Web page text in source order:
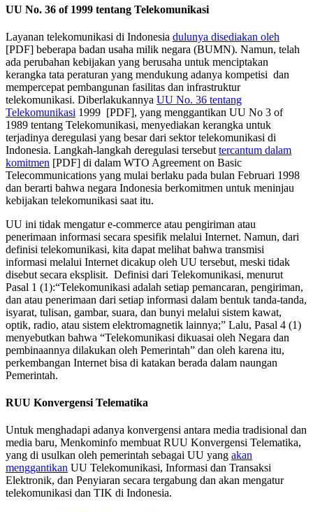
UU No. 36 of 1999 tentang Telekomunikasi
Layanan telekomunikasi di Indonesia dulunya disediakan oleh
[PDF] beberapa badan usaha milik negara (BUMN). Namun, telah
ada perubahan kebijakan yang berusaha untuk menciptakan
kerangka tata peraturan yang mendukung adanya kompetisi dan
mempercepat pembangunan fasilitas dan infrastruktur
telekomunikasi. Diberlakukannya UU No. 36 tentang
Telekomunikasi 1999 [PDF], yang menggantikan UU No 3 of
1989 tentang Telekomunikasi, menyediakan kerangka untuk
terjadinya deregulasi yang besar dari sektor telekomunikasi di
Indonesia. Langkah-langkah deregulasi tersebut tercantum dalam
komitmen [PDF] di dalam WTO Agreement on Basic
Telecommunications yang mulai berlaku pada bulan Februari 1998
dan berarti bahwa negara Indonesia berkomitmen untuk meninjau
kebijakan telekomunikasi saat itu.
UU ini tidak mengatur e-commerce atau pengiriman atau
penerimaan informasi secara spesifik melalui Internet. Namun, dari
definisi telekomunikasi, kita dapat melihat bahwa transmisi
informasi melalui Internet dicakup oleh UU tersebut, meski tidak
disebut secara eksplisit. Definisi dari Telekomunikasi, menurut
Pasal 1 (1):“Telekomunikasi adalah setiap pemancaran, pengiriman,
dan atau penerimaan dari setiap informasi dalam bentuk tanda-tanda,
isyarat, tulisan, gambar, suara, dan bunyi melalui sistem kawat,
optik, radio, atau sistem elektromagnetik lainnya;” Lalu, Pasal 4 (1)
menyebutkan bahwa “Telekomunikasi dikuasai oleh Negara dan
pembinaannya dilakukan oleh Pemerintah” dan oleh karena itu,
perkembangan Internet bisa di katakan berada dalam naungan
Pemerintah.
RUU Konvergensi Telematika
Untuk menghadapi adanya konvergensi antara media tradisional dan
media baru, Menkominfo membuat RUU Konvergensi Telematika,
yang di usulkan oleh pemerintah sebagai UU yang akan
menggantikan UU Telekomunikasi, Informasi dan Transaksi
Elektronik, dan Penyiaran secara tergabung dan akan mengatur
telekomunikasi dan TIK di Indonesia.